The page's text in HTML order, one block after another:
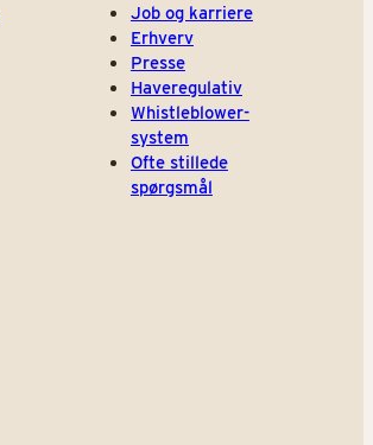
Job og karriere
Erhverv
Presse
Haveregulativ
Whistleblower-
system
Ofte stillede
spørgsmål